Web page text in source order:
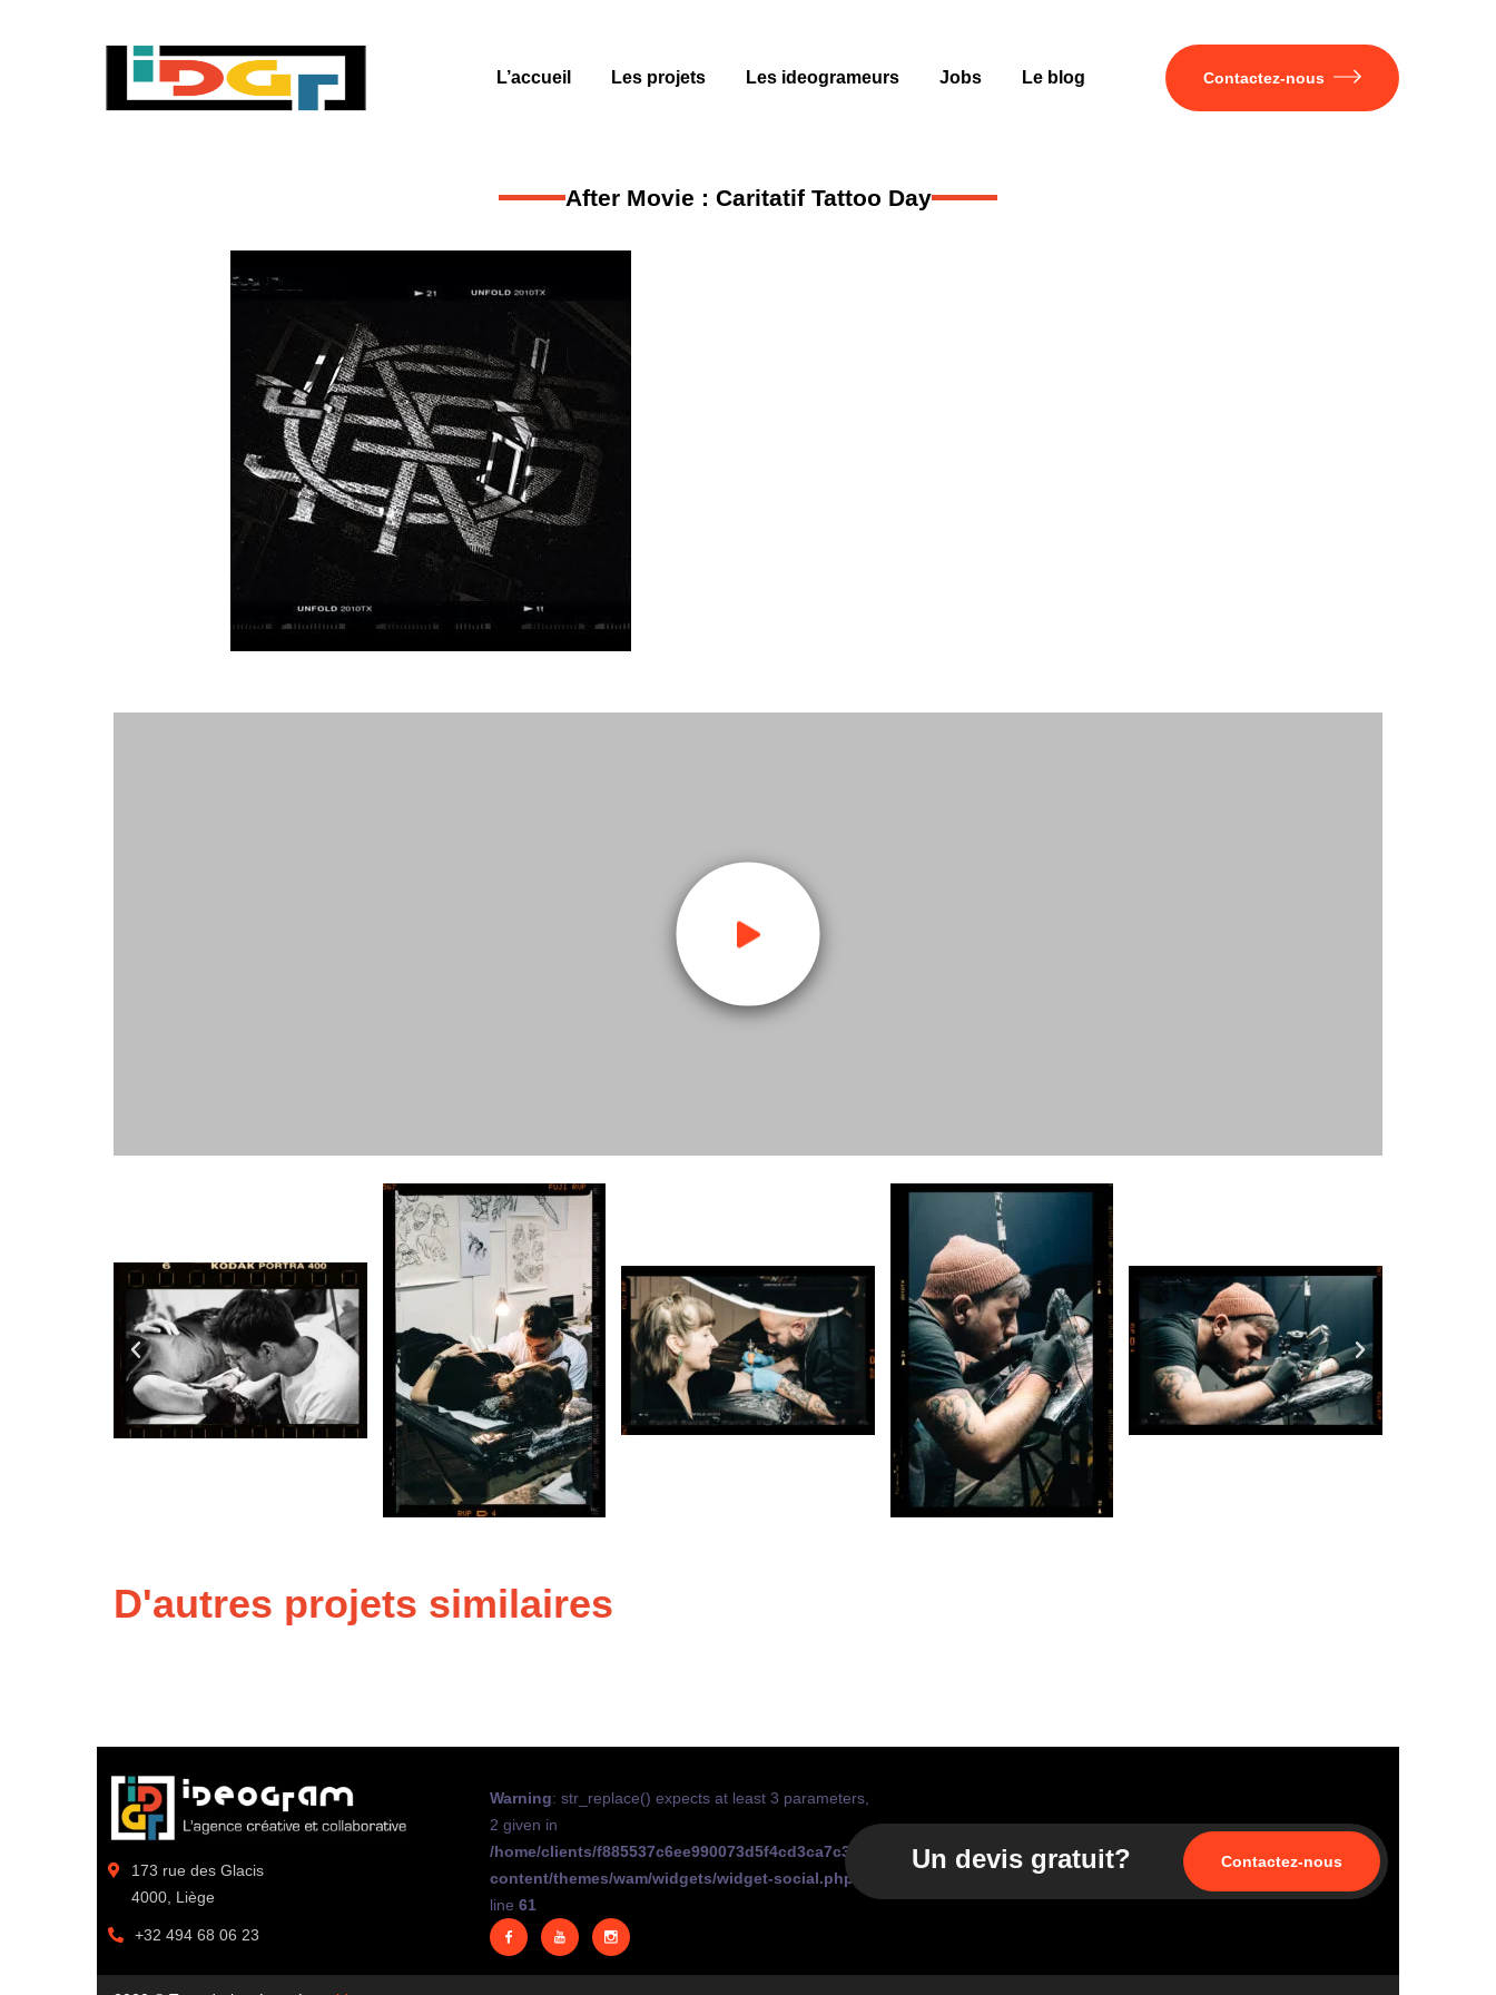
L’accueil Les projets Les ideogrameurs Jobs Le blog Contactez-nous
After Movie : Caritatif Tattoo Day
D'autres projets similaires
173 rue des Glacis
4000, Liège
+32 494 68 06 23
Warning: str_replace() expects at least 3 parameters,
2 given in
/home/clients/f885537c6ee990073d5f4cd3ca7c3339/sites/new.ideogram.be/wp-
content/themes/wam/widgets/widget-social.php
line 61
Un devis gratuit? Contactez-nous